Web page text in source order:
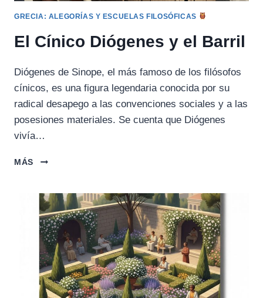
GRECIA: ALEGORÍAS Y ESCUELAS FILOSÓFICAS
El Cínico Diógenes y el Barril
Diógenes de Sinope, el más famoso de los filósofos
cínicos, es una figura legendaria conocida por su
radical desapego a las convenciones sociales y a las
posesiones materiales. Se cuenta que Diógenes
vivía…
MÁS
EL
EL
BARRIL